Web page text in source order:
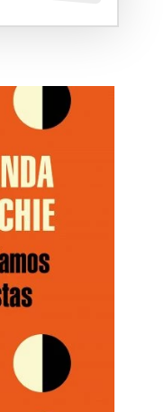
la felicidad, el
tu magnetismo